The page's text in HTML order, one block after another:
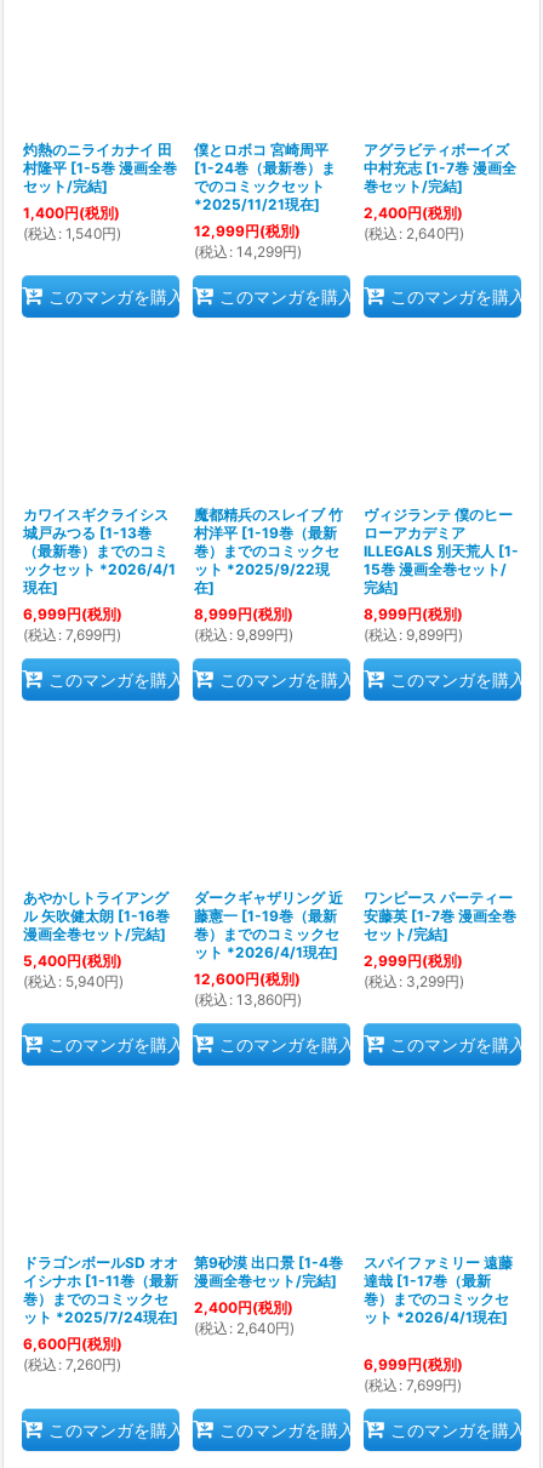
灼熱のニライカナイ 田
村隆平 [1-5巻 漫画全巻
セット/完結]
1,400円(税別)
(税込 : 1,540円)
このマンガを購入
僕とロボコ 宮崎周平
[1-24巻（最新巻）ま
でのコミックセット
*2025/11/21現在]
12,999円(税別)
(税込 : 14,299円)
このマンガを購入
アグラビティボーイズ
中村充志 [1-7巻 漫画全
巻セット/完結]
2,400円(税別)
(税込 : 2,640円)
このマンガを購入
カワイスギクライシス
城戸みつる [1-13巻
（最新巻）までのコミ
ックセット *2026/4/1
現在]
6,999円(税別)
(税込 : 7,699円)
このマンガを購入
魔都精兵のスレイブ 竹
村洋平 [1-19巻（最新
巻）までのコミックセ
ット *2025/9/22現
在]
8,999円(税別)
(税込 : 9,899円)
このマンガを購入
ヴィジランテ 僕のヒー
ローアカデミア
ILLEGALS 別天荒人 [1-
15巻 漫画全巻セット/
完結]
8,999円(税別)
(税込 : 9,899円)
このマンガを購入
あやかしトライアング
ル 矢吹健太朗 [1-16巻
漫画全巻セット/完結]
5,400円(税別)
(税込 : 5,940円)
このマンガを購入
ダークギャザリング 近
藤憲一 [1-19巻（最新
巻）までのコミックセ
ット *2026/4/1現在]
12,600円(税別)
(税込 : 13,860円)
このマンガを購入
ワンピース パーティー
安藤英 [1-7巻 漫画全巻
セット/完結]
2,999円(税別)
(税込 : 3,299円)
このマンガを購入
ドラゴンボールSD オオ
イシナホ [1-11巻（最新
巻）までのコミックセ
ット *2025/7/24現在]
6,600円(税別)
(税込 : 7,260円)
このマンガを購入
第9砂漠 出口景 [1-4巻
漫画全巻セット/完結]
2,400円(税別)
(税込 : 2,640円)
このマンガを購入
スパイファミリー 遠藤
達哉 [1-17巻（最新
巻）までのコミックセ
ット *2026/4/1現在]
6,999円(税別)
(税込 : 7,699円)
このマンガを購入